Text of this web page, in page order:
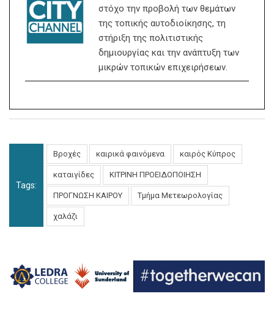
στόχο την προβολή των θεμάτων
της τοπικής αυτοδιοίκησης, τη
στήριξη της πολιτιστικής
δημιουργίας και την ανάπτυξη των
μικρών τοπικών επιχειρήσεων.
Tags:
Βροχές καιρικά φαινόμενα καιρός Κύπρος
καταιγίδες ΚΙΤΡΙΝΗ ΠΡΟΕΙΔΟΠΟΙΗΣΗ
ΠΡΟΓΝΩΣΗ ΚΑΙΡΟΥ Τμήμα Μετεωρολογίας
χαλάζι